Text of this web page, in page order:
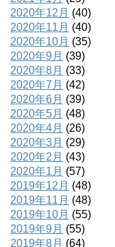
2020年12月 (40)
2020年11月 (40)
2020年10月 (35)
2020年9月 (39)
2020年8月 (33)
2020年7月 (42)
2020年6月 (39)
2020年5月 (48)
2020年4月 (26)
2020年3月 (29)
2020年2月 (43)
2020年1月 (57)
2019年12月 (48)
2019年11月 (48)
2019年10月 (55)
2019年9月 (55)
2019年8月 (64)